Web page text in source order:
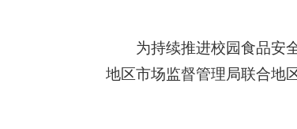
为持续推进校园食品安
地区市场监督管理局联合地